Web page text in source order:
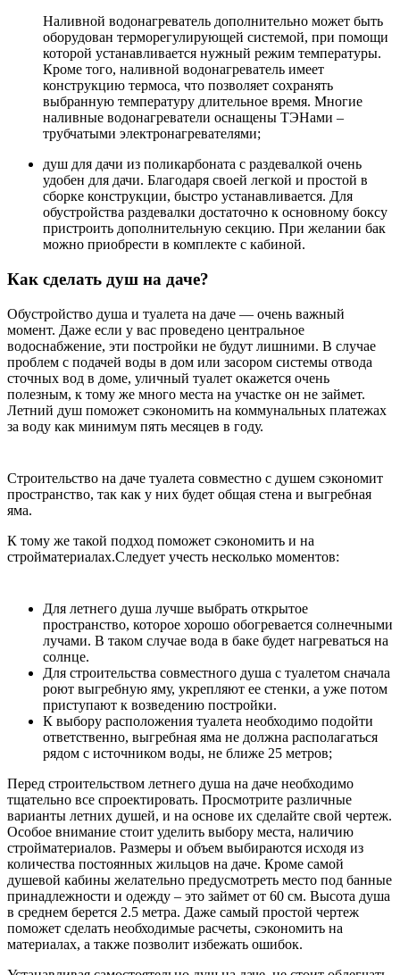
Наливной водонагреватель дополнительно может быть
оборудован терморегулирующей системой, при помощи
которой устанавливается нужный режим температуры.
Кроме того, наливной водонагреватель имеет
конструкцию термоса, что позволяет сохранять
выбранную температуру длительное время. Многие
наливные водонагреватели оснащены ТЭНами –
трубчатыми электронагревателями;
душ для дачи из поликарбоната с раздевалкой очень
удобен для дачи. Благодаря своей легкой и простой в
сборке конструкции, быстро устанавливается. Для
обустройства раздевалки достаточно к основному боксу
пристроить дополнительную секцию. При желании бак
можно приобрести в комплекте с кабиной.
Как сделать душ на даче?
Обустройство душа и туалета на даче — очень важный
момент. Даже если у вас проведено центральное
водоснабжение, эти постройки не будут лишними. В случае
проблем с подачей воды в дом или засором системы отвода
сточных вод в доме, уличный туалет окажется очень
полезным, к тому же много места на участке он не займет.
Летний душ поможет сэкономить на коммунальных платежах
за воду как минимум пять месяцев в году.
Строительство на даче туалета совместно с душем сэкономит
пространство, так как у них будет общая стена и выгребная
яма.
К тому же такой подход поможет сэкономить и на
стройматериалах.Следует учесть несколько моментов:
Для летнего душа лучше выбрать открытое
пространство, которое хорошо обогревается солнечными
лучами. В таком случае вода в баке будет нагреваться на
солнце.
Для строительства совместного душа с туалетом сначала
роют выгребную яму, укрепляют ее стенки, а уже потом
приступают к возведению постройки.
К выбору расположения туалета необходимо подойти
ответственно, выгребная яма не должна располагаться
рядом с источником воды, не ближе 25 метров;
Перед строительством летнего душа на даче необходимо
тщательно все спроектировать. Просмотрите различные
варианты летних душей, и на основе их сделайте свой чертеж.
Особое внимание стоит уделить выбору места, наличию
стройматериалов. Размеры и объем выбираются исходя из
количества постоянных жильцов на даче. Кроме самой
душевой кабины желательно предусмотреть место под банные
принадлежности и одежду – это займет от 60 см. Высота душа
в среднем берется 2.5 метра. Даже самый простой чертеж
поможет сделать необходимые расчеты, сэкономить на
материалах, а также позволит избежать ошибок.